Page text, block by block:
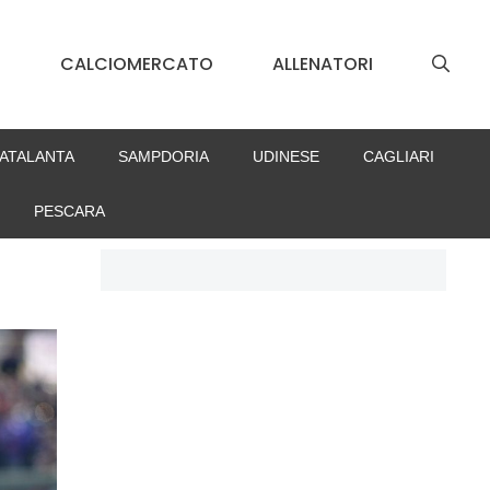
CALCIOMERCATO ALLENATORI
SAMPDORIA UDINESE CAGLIARI
PESCARA